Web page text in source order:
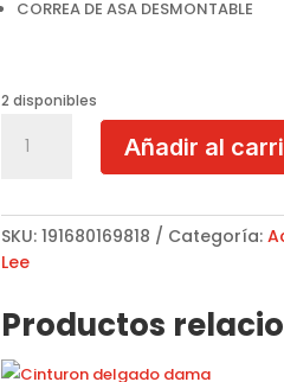
CORREA DE ASA DESMONTABLE
2 disponibles
con
Meant
To
You
cantidad
Añadir al
SKU: 191680169818 Categoría:
Lee
Productos